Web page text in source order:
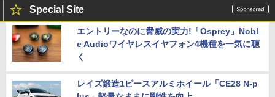
Special Site
エントリーなのに脅威の実力!「Osprey」Nobl
e Audioワイヤレスイヤフォン4機種を一気に聴
く
レイズ鍛造1ピースアルミホイール「CE28 N-p